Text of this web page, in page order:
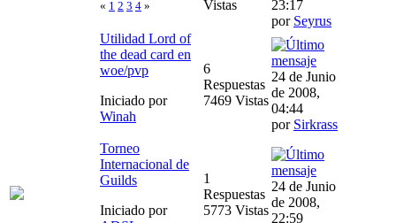
« 1 2 3 4 »
Vistas
23:17
por Seyrus
Utilidad Lord of
the dead card en
woe/pvp
Iniciado por
Winah
6
Respuestas
7469 Vistas
24 de Junio
de 2008,
04:44
por Sirkrass
Torneo
Internacional de
Guilds
Iniciado por
1
Respuestas
5773 Vistas
24 de Junio
de 2008,
22:59